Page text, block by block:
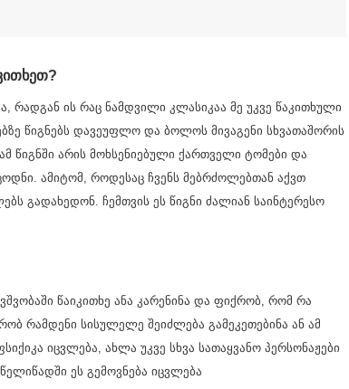
რადგან ის რაც ნამდვილი კლასიკაა მე უკვე წაკითხული
წიგნებს დავეუფლო და ბოლოს მივაგენი სხვათაშორის
წიგნში არის მოხსენიებული ქართველი ტომები და
ამიტომ, როდესაც ჩვენს მებრძოლებთან აქვთ
გადახედონ. ჩემთვის ეს წიგნი ძალიან საინტერესო
წაიკითხე ანა კარენინა და ფიქრობ, რომ რა
რამდენი სისულელე შეიძლება გამეკეთებინა ან ამ
იცვლება, ახლა უკვე სხვა სათაყვანო პერსონაჟები
ეს გემოვნება იცვლება